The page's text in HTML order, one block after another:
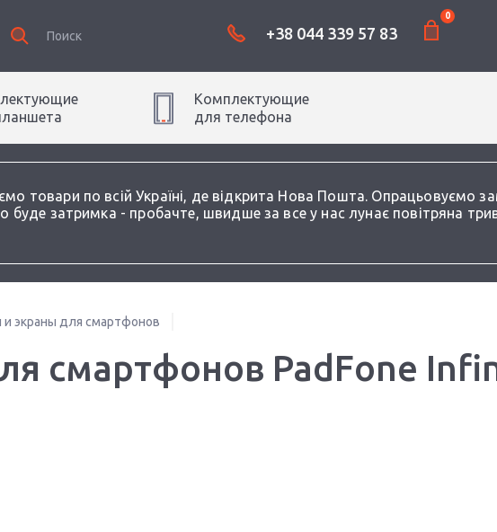
товари по всій Україні, де відкрита Нова Пошта. Опрацьовуємо
буде затримка - пробачте, швидше за все у нас лунає повітряна
+38 044 339 57 83
0
а
Комплектующие
для телефона
экраны для смартфонов
смартфонов PadFone